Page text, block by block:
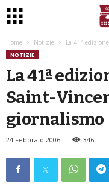
Home Notizie La 41ª
NOTIZIE
La 41ª
Saint-
giornalismo
24 Febbraio 2006 346